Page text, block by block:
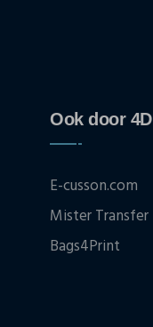
Ook door 4D
E-cusson.com
Mister Transfer
Bags4Print